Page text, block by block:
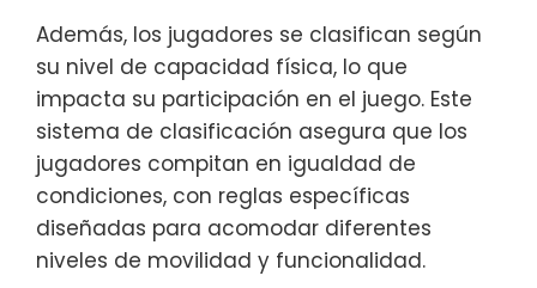
Además, los jugadores se clasifican según
su nivel de capacidad física, lo que
impacta su participación en el juego. Este
sistema de clasificación asegura que los
jugadores compitan en igualdad de
condiciones, con reglas específicas
diseñadas para acomodar diferentes
niveles de movilidad y funcionalidad.